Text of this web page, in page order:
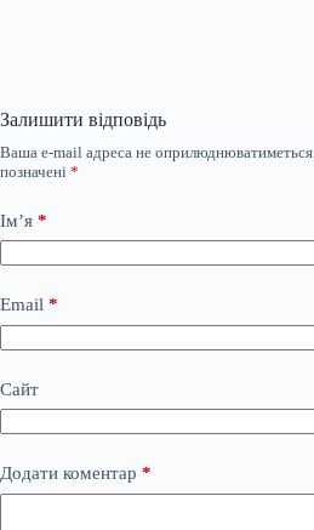
Залишити відповідь
Ваша e-mail адреса не оприлюднюватиметься.
позначені *
Ім’я *
Email *
Сайт
Додати коментар *